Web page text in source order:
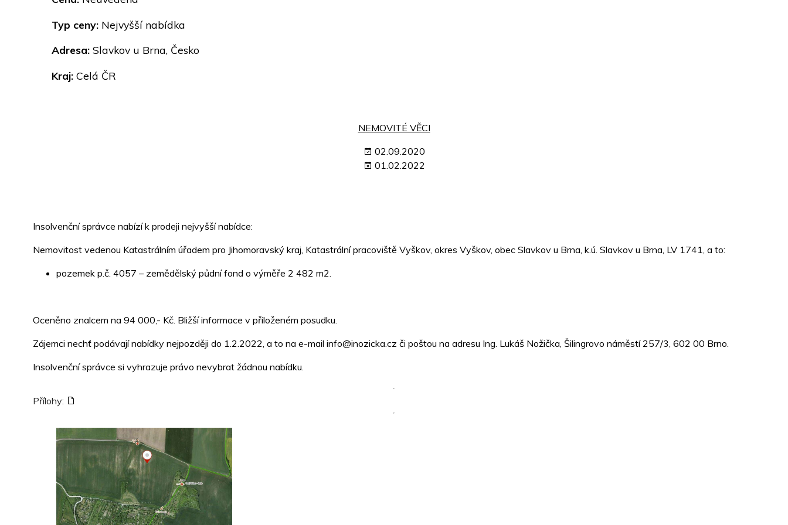
Typ ceny: Nejvyšší nabídka
Adresa: Slavkov u Brna, Česko
Kraj: Celá ČR
NEMOVITÉ VĚCI
02.09.2020
01.02.2022
Insolvenční správce nabízí k prodeji nejvyšší nabídce:
Nemovitost vedenou Katastrálním úřadem pro Jihomoravský kraj, Katastrální pracoviště Vyškov, okres Vyškov, obec Slavkov u Brna, k.ú. Slavkov u Brna, LV 1741, a to:
pozemek p.č. 4057 – zemědělský půdní fond o výměře 2 482 m2.
Oceněno znalcem na 94 000,- Kč. Bližší informace v přiloženém posudku.
Zájemci nechť podávají nabídky nejpozději do 1.2.2022, a to na e-mail info@inozicka.cz či poštou na adresu Ing. Lukáš Nožička, Šilingrovo náměstí 257/3, 602 00 Brno.
Insolvenční správce si vyhrazuje právo nevybrat žádnou nabídku.
Přílohy: